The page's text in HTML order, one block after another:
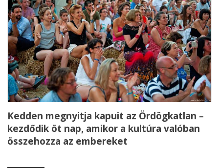
Kedden megnyitja kapuit az Ördögkatlan –
kezdődik öt nap, amikor a kultúra valóban
összehozza az embereket